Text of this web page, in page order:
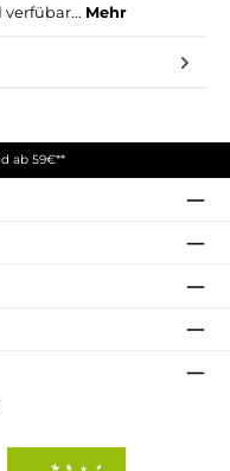
verfübar... Mehr
ab 59€**